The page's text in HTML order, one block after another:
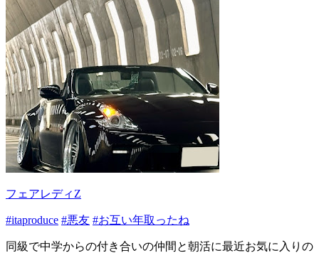
フェアレディZ
#itaproduce #悪友 #お互い年取ったね
同級で中学からの付き合いの仲間と朝活に最近お気に入りの